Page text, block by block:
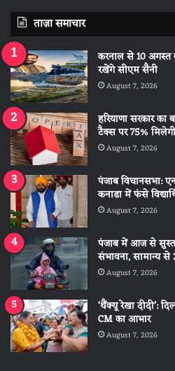
ताज़ा समाचार
करनाल से 10 अगस्त
रखेंगे सीएम सैनी
August 7, 2026
हरियाणा सरकार का
टैक्स पर 75%
August 7, 2026
पंजाब विधानसभा:
कनाडा में फंसे
August 7, 2026
पंजाब में आज से सुस्त
संभावना, सामान्य से
August 7, 2026
‘थैंक्यू रेखा दीदी’:
CM का आभार
August 7, 2026